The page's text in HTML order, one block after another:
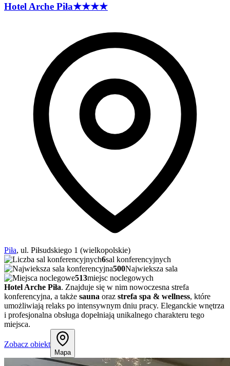
Hotel Arche Piła★★★★
Piła, ul. Piłsudskiego 1 (wielkopolskie)
6sal konferencyjnych
500Najwieksza sala
513miejsc noclegowych
Hotel Arche Piła. Znajduje się w nim nowoczesna strefa
konferencyjna, a także sauna oraz strefa spa & wellness, które
umożliwiają relaks po intensywnym dniu pracy. Eleganckie wnętrza
i profesjonalna obsługa dopełniają unikalnego charakteru tego
miejsca.
Zobacz obiekt
Mapa